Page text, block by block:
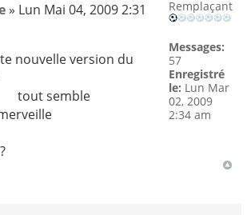
» Lun Mai 04, 2009 2:31
nouvelle version du
tout semble
Remplaçant
Messages:
57
Enregistré
le: Lun Mar
02, 2009
2:34 am